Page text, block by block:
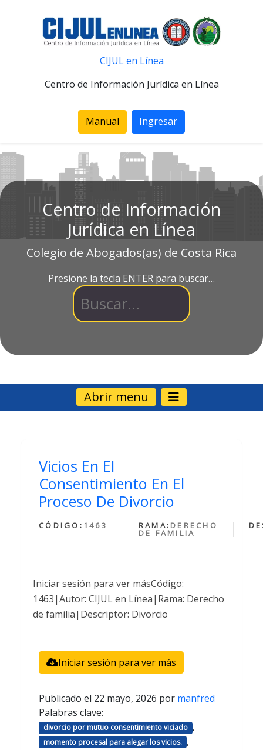
CIJUL en Línea
Centro de Información Jurídica en Línea
Manual Ingresar
Centro de Información
Jurídica en Línea
Colegio de Abogados(as) de Costa Rica
Presione la tecla ENTER para buscar…
Abrir menu
Vicios En El
Consentimiento En El
Proceso De Divorcio
CÓDIGO: 1463 RAMA: DERECHO
DE FAMILIA
Iniciar sesión para ver másCódigo:
1463|Autor: CIJUL en Línea|Rama: Derecho
de familia|Descriptor: Divorcio
Iniciar sesión para ver más
Publicado el 22 mayo, 2026 por manfred
Palabras clave:
divorcio por mutuo consentimiento viciado ,
momento procesal para alegar los vicios. ,